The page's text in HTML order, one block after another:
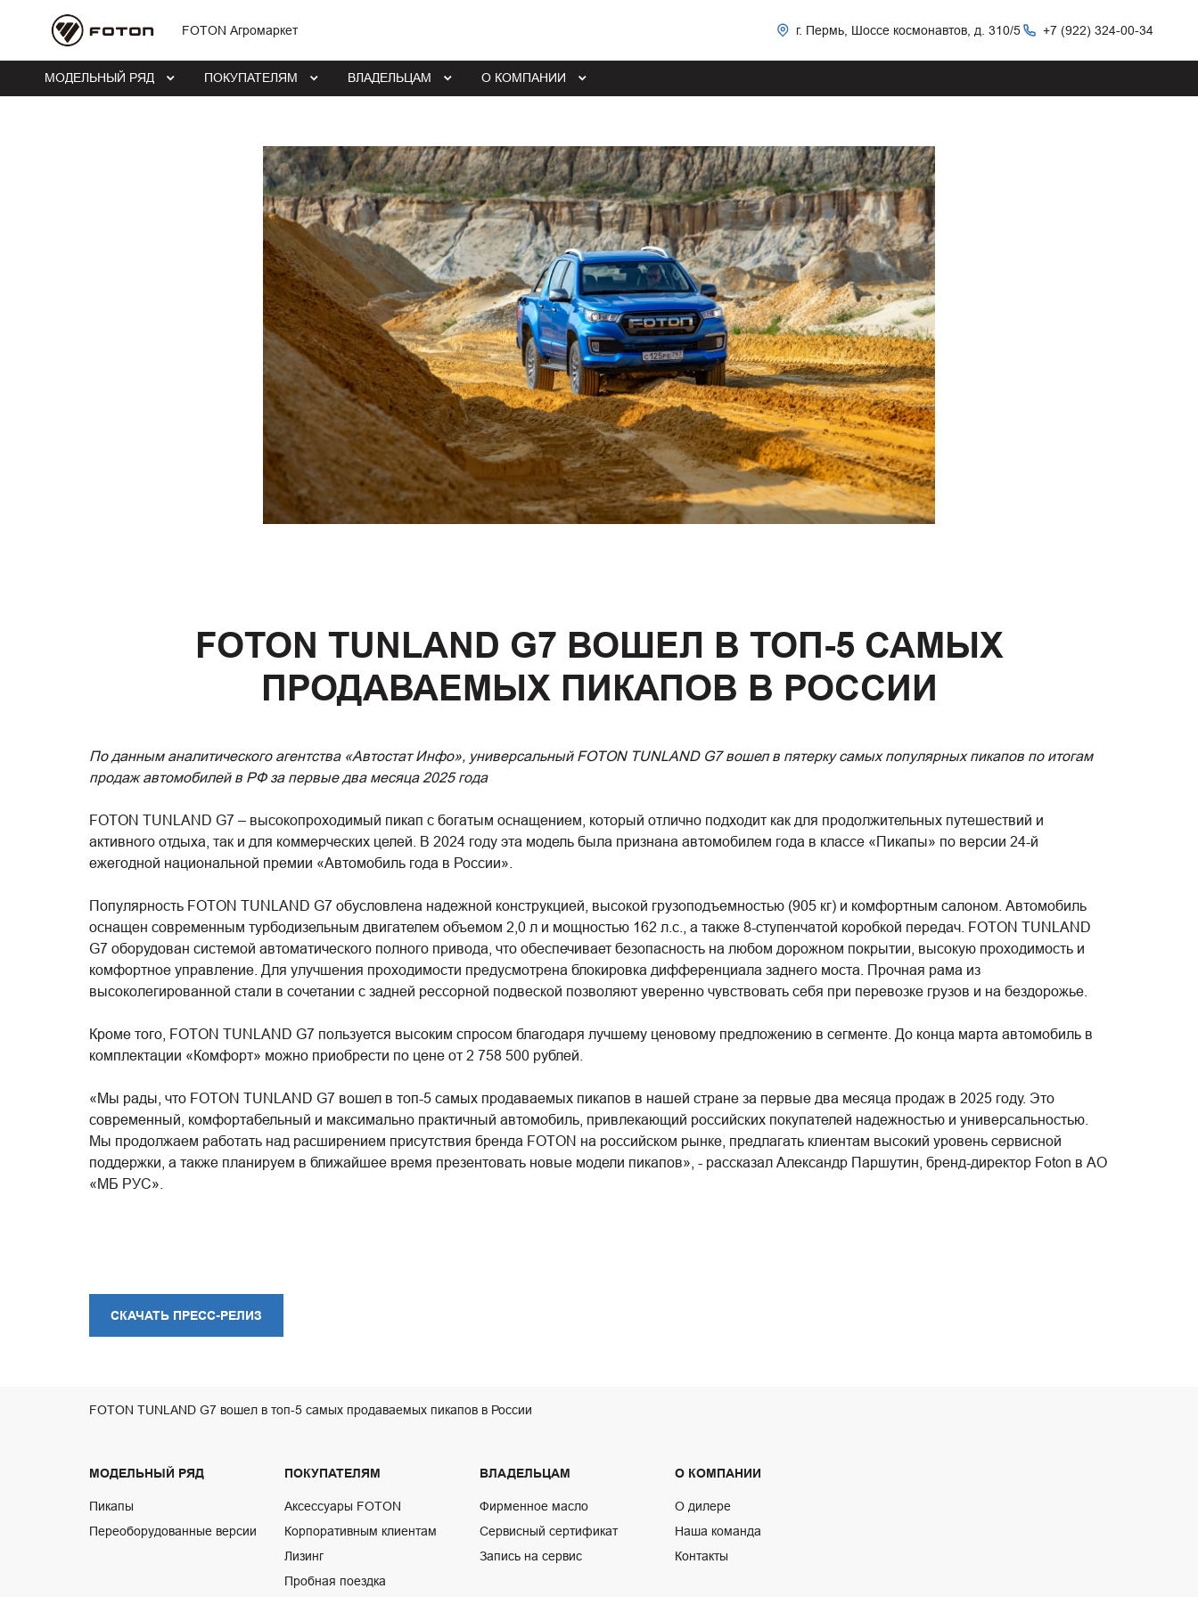
FOTON Агромаркет г. Пермь, Шоссе космонавтов, д. 310/5 +7 (922) 324-00-34
МОДЕЛЬНЫЙ РЯД ПОКУПАТЕЛЯМ ВЛАДЕЛЬЦАМ О КОМПАНИИ
FOTON TUNLAND G7 ВОШЕЛ В ТОП-5 САМЫХ
ПРОДАВАЕМЫХ ПИКАПОВ В РОССИИ
По данным аналитического агентства «Автостат Инфо», универсальный FOTON TUNLAND G7 вошел в пятерку самых популярных пикапов по итогам
продаж автомобилей в РФ за первые два месяца 2025 года
FOTON TUNLAND G7 – высокопроходимый пикап с богатым оснащением, который отлично подходит как для продолжительных путешествий и
активного отдыха, так и для коммерческих целей. В 2024 году эта модель была признана автомобилем года в классе «Пикапы» по версии 24-й
ежегодной национальной премии «Автомобиль года в России».
Популярность FOTON TUNLAND G7 обусловлена надежной конструкцией, высокой грузоподъемностью (905 кг) и комфортным салоном. Автомобиль
оснащен современным турбодизельным двигателем объемом 2,0 л и мощностью 162 л.с., а также 8-ступенчатой коробкой передач. FOTON TUNLAND
G7 оборудован системой автоматического полного привода, что обеспечивает безопасность на любом дорожном покрытии, высокую проходимость и
комфортное управление. Для улучшения проходимости предусмотрена блокировка дифференциала заднего моста. Прочная рама из
высоколегированной стали в сочетании с задней рессорной подвеской позволяют уверенно чувствовать себя при перевозке грузов и на бездорожье.
Кроме того, FOTON TUNLAND G7 пользуется высоким спросом благодаря лучшему ценовому предложению в сегменте. До конца марта автомобиль в
комплектации «Комфорт» можно приобрести по цене от 2 758 500 рублей.
«Мы рады, что FOTON TUNLAND G7 вошел в топ-5 самых продаваемых пикапов в нашей стране за первые два месяца продаж в 2025 году. Это
современный, комфортабельный и максимально практичный автомобиль, привлекающий российских покупателей надежностью и универсальностью.
Мы продолжаем работать над расширением присутствия бренда FOTON на российском рынке, предлагать клиентам высокий уровень сервисной
поддержки, а также планируем в ближайшее время презентовать новые модели пикапов», - рассказал Александр Паршутин, бренд-директор Foton в АО
«МБ РУС».
СКАЧАТЬ ПРЕСС-РЕЛИЗ
FOTON TUNLAND G7 вошел в топ-5 самых продаваемых пикапов в России
МОДЕЛЬНЫЙ РЯД
Пикапы
Переоборудованные версии
ПОКУПАТЕЛЯМ
Аксессуары FOTON
Корпоративным клиентам
Лизинг
Пробная поездка
ВЛАДЕЛЬЦАМ
Фирменное масло
Сервисный сертификат
Запись на сервис
О КОМПАНИИ
О дилере
Наша команда
Контакты